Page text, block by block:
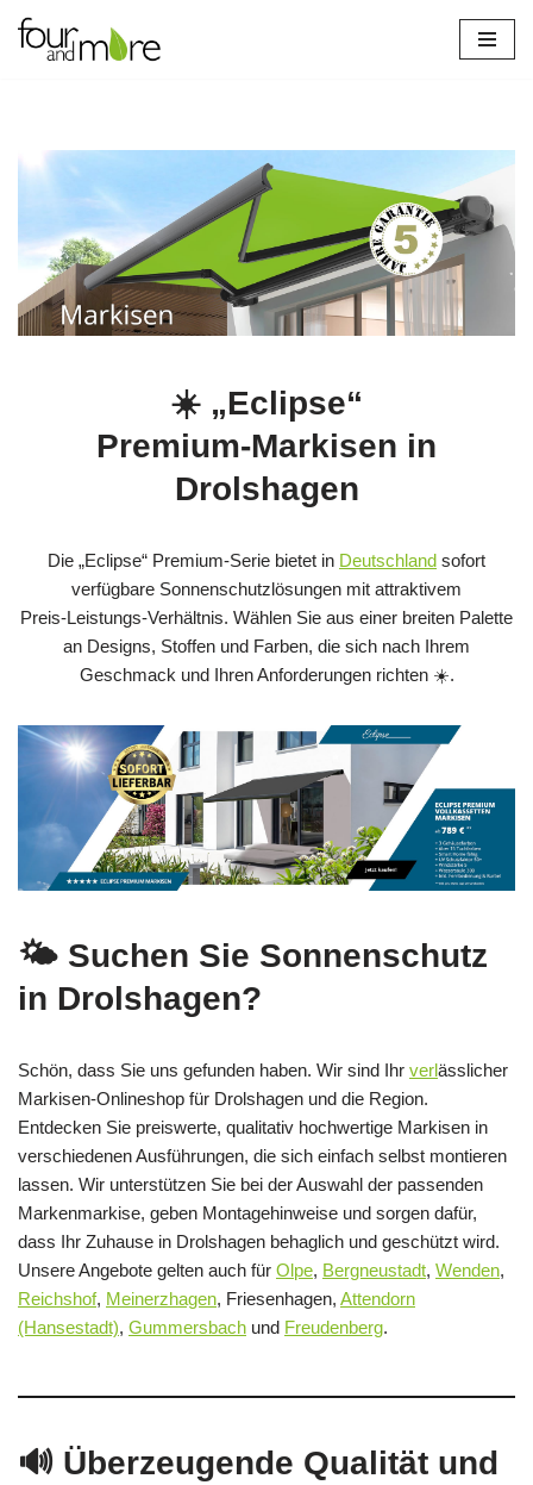
Zum
☀️ „Eclipse“
Premium‑Markisen in
Drolshagen
Die „Eclipse“ Premium‑Serie bietet in Deutschland sofort
verfügbare Sonnenschutzlösungen mit attraktivem
Preis‑Leistungs‑Verhältnis. Wählen Sie aus einer breiten Palette
an Designs, Stoffen und Farben, die sich nach Ihrem
Geschmack und Ihren Anforderungen richten ☀️.
🌤️ Suchen Sie Sonnenschutz
in Drolshagen?
Schön, dass Sie uns gefunden haben. Wir sind Ihr verlässlicher
Markisen‑Onlineshop für Drolshagen und die Region.
Entdecken Sie preiswerte, qualitativ hochwertige Markisen in
verschiedenen Ausführungen, die sich einfach selbst montieren
lassen. Wir unterstützen Sie bei der Auswahl der passenden
Markenmarkise, geben Montagehinweise und sorgen dafür,
dass Ihr Zuhause in Drolshagen behaglich und geschützt wird.
Unsere Angebote gelten auch für Olpe, Bergneustadt, Wenden,
Reichshof, Meinerzhagen, Friesenhagen, Attendorn
(Hansestadt), Gummersbach und Freudenberg.
🔊 Überzeugende Qualität und